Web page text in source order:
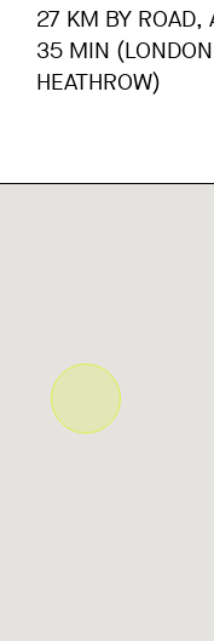
27 KM BY ROAD,
35 MIN (LONDON
HEATHROW)